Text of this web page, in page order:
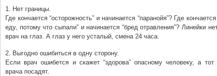
1. Нет границы.
Где кончается “осторожность” и начинается “паранойя”? Где
еду, потому что сыпали” и начинается “бред отравления”? Линейки
врач на глаз. А глаз у него усталый, смена 24 часа.
2. Выгодно ошибиться в одну сторону.
Если врач ошибется и скажет “здорова” опасному человеку, а тот
врача посадят.